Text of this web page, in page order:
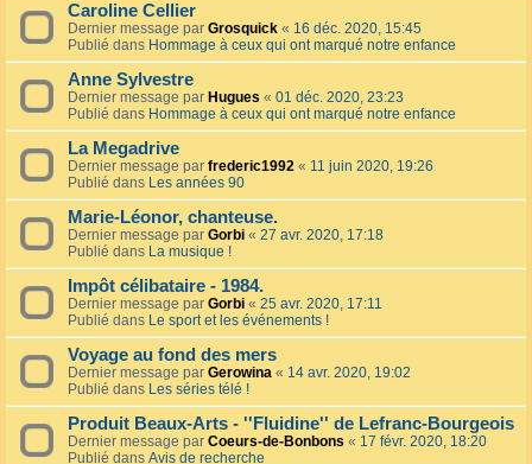
Caroline Cellier
Dernier message par Grosquick « 16 déc. 2020, 15:45
Publié dans Hommage à ceux qui ont marqué notre enfance
Anne Sylvestre
Dernier message par Hugues « 01 déc. 2020, 23:23
Publié dans Hommage à ceux qui ont marqué notre enfance
La Megadrive
Dernier message par frederic1992 « 11 juin 2020, 19:26
Publié dans Les années 90
Marie-Léonor, chanteuse.
Dernier message par Gorbi « 27 avr. 2020, 17:18
Publié dans La musique !
Impôt célibataire - 1984.
Dernier message par Gorbi « 25 avr. 2020, 17:11
Publié dans Le sport et les événements !
Voyage au fond des mers
Dernier message par Gerowina « 14 avr. 2020, 19:02
Publié dans Les séries télé !
Produit Beaux-Arts - ''Fluidine'' de Lefranc-Bourgeois
Dernier message par Coeurs-de-Bonbons « 17 févr. 2020, 18:20
Publié dans Avis de recherche